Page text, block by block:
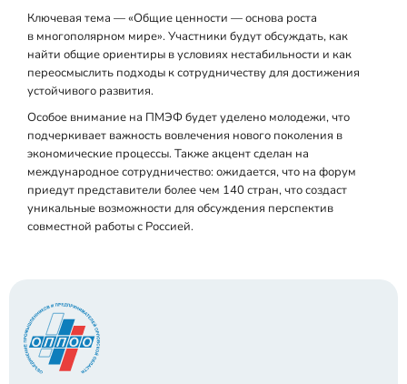
Ключевая тема — «Общие ценности — основа роста
в многополярном мире». Участники будут обсуждать, как
найти общие ориентиры в условиях нестабильности и как
переосмыслить подходы к сотрудничеству для достижения
устойчивого развития.
Особое внимание на ПМЭФ будет уделено молодежи, что
подчеркивает важность вовлечения нового поколения в
экономические процессы. Также акцент сделан на
международное сотрудничество: ожидается, что на форум
приедут представители более чем 140 стран, что создаст
уникальные возможности для обсуждения перспектив
совместной работы с Россией.